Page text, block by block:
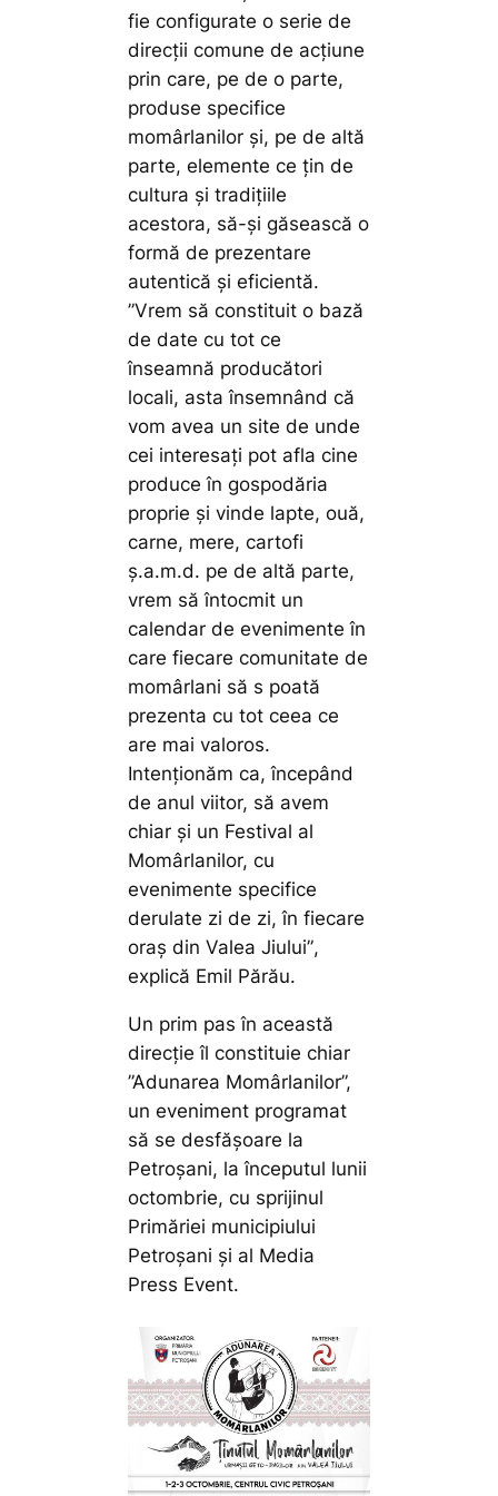
fie configurate o serie de
direcții comune de acțiune
prin care, pe de o parte,
produse specifice
momârlanilor și, pe de altă
parte, elemente ce țin de
cultura și tradițiile
acestora, să-și găsească o
formă de prezentare
autentică și eficientă.
”Vrem să constituit o bază
de date cu tot ce
înseamnă producători
locali, asta însemnând că
vom avea un site de unde
cei interesați pot afla cine
produce în gospodăria
proprie și vinde lapte, ouă,
carne, mere, cartofi
ș.a.m.d. pe de altă parte,
vrem să întocmit un
calendar de evenimente în
care fiecare comunitate de
momârlani să s poată
prezenta cu tot ceea ce
are mai valoros.
Intenționăm ca, începând
de anul viitor, să avem
chiar și un Festival al
Momârlanilor, cu
evenimente specifice
derulate zi de zi, în fiecare
oraș din Valea Jiului”,
explică Emil Părău.
Un prim pas în această
direcție îl constituie chiar
”Adunarea Momârlanilor”,
un eveniment programat
să se desfășoare la
Petroșani, la începutul lunii
octombrie, cu sprijinul
Primăriei municipiului
Petroșani și al Media
Press Event.